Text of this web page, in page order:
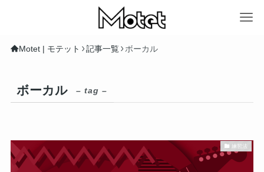
Motet | モテット 記事一覧 ボーカル
ボーカル – tag –
練習法